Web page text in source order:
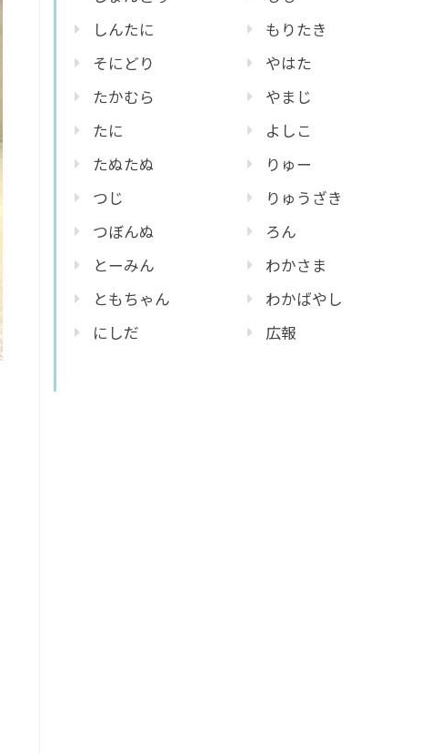
しんたに
そにどり
たかむら
たに
たぬたぬ
つじ
つぼんぬ
とーみん
ともちゃん
にしだ
もりたき
やはた
やまじ
よしこ
りゅー
りゅうざき
ろん
わかさま
わかばやし
広報